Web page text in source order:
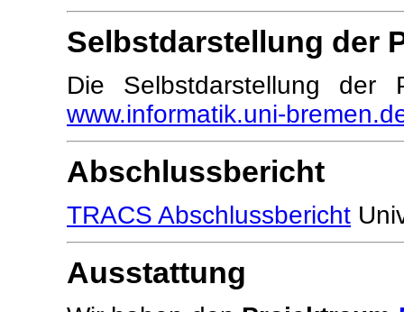
Selbstdarstellung der
Die Selbstdarstellung der
www.informatik.uni-
Abschlussbericht
TRACS Abschlussbericht
Ausstattung